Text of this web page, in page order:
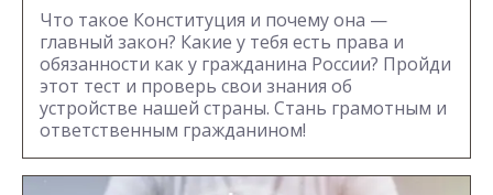
Что такое Конституция и почему она —
главный закон? Какие у тебя есть права и
обязанности как у гражданина России? Пройди
этот тест и проверь свои знания об
устройстве нашей страны. Стань грамотным и
ответственным гражданином!